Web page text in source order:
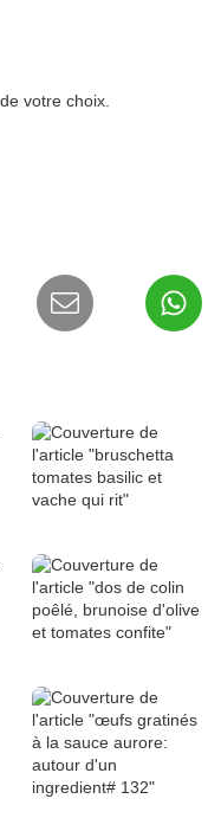
votre choix.